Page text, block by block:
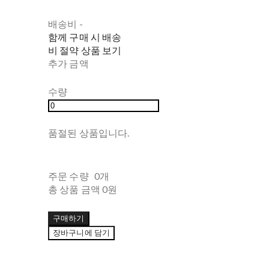
배송비 -
함께 구매 시 배송
비 절약 상품 보기
추가 금액
수량
품절된 상품입니다.
주문 수량 0개
총 상품 금액 0원
구매하기
장바구니에 담기